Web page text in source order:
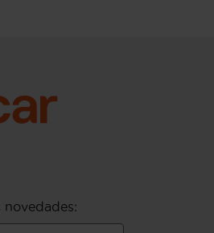
novedades: